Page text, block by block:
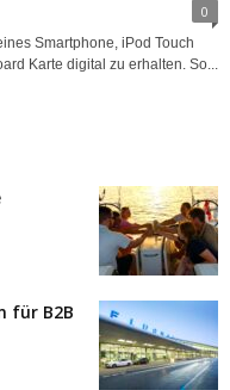
0
Smartphone, iPod Touch
Karte digital zu erhalten. So...
für B2B